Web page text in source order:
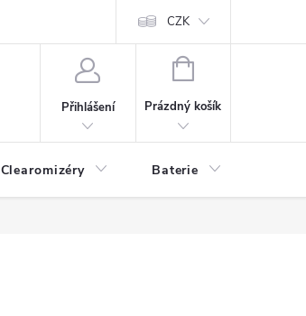
CZK
Přihlášení
NÁKUPNÍ
Prázdný košík
Clearomizéry Baterie